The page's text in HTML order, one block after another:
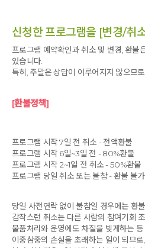
신청한 프로그램을 [변경/취
프로그램 예약확인과 취소 및 변경, 환불
있습니다.
특히, 주말은 상담이 이루어지지 않으므
[환불정책]
프로그램 시작 7일 전 취소 - 전액환불
프로그램 시작 6일~3일 전 - 80%환불
프로그램 시작 2~1일 전 취소 - 50%환불
프로그램 당일 취소 또는 불참 - 환불 불가
당일 사전연락 없이 불참일 경우에는 환
갑작스런 취소는 다른 사람의 참여기회
물품처리와 운영에도 차질을 빚게하는 등
이중삼중의 손실을 초래하는 일이 되므